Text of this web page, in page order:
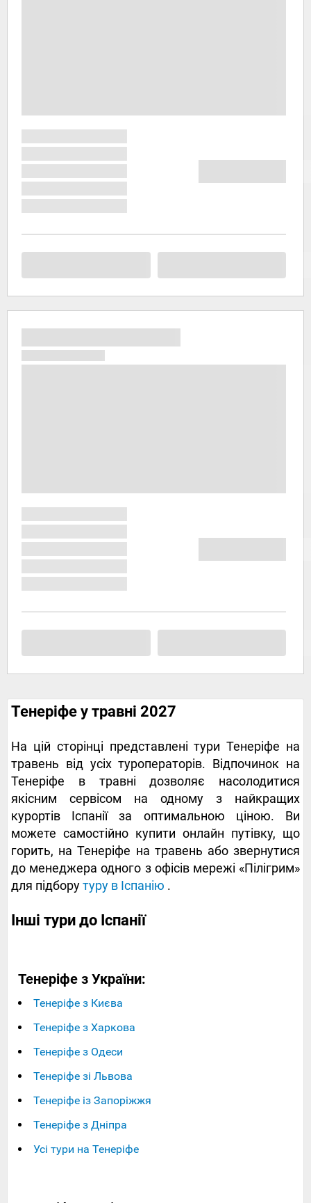
Тенеріфе у травні 2027
На цій сторінці представлені тури Тенеріфе на
травень від усіх туроператорів. Відпочинок на
Тенеріфе в травні дозволяє насолодитися
якісним сервісом на одному з найкращих
курортів Іспанії за оптимальною ціною. Ви
можете самостійно купити онлайн путівку, що
горить, на Тенеріфе на травень або звернутися
до менеджера одного з офісів мережі «Пілігрим»
для підборутуру в Іспанію .
Інші тури до Іспанії
Тенеріфе з України:
Тенеріфе з Києва
Тенеріфе з Харкова
Тенеріфе з Одеси
Тенеріфе зі Львова
Тенеріфе із Запоріжжя
Тенеріфе з Дніпра
Усі тури на Тенеріфе